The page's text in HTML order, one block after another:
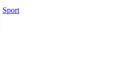
Sport